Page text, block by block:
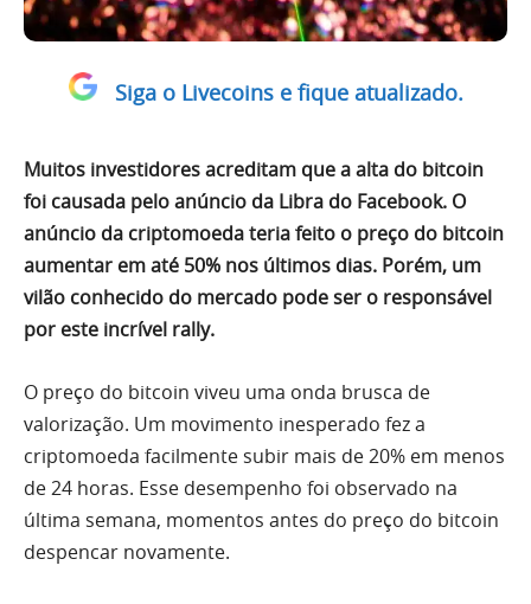
Siga o Livecoins e fique atualizado.
Muitos investidores acreditam que a alta do bitcoin
foi causada pelo anúncio da Libra do Facebook. O
anúncio da criptomoeda teria feito o preço do bitcoin
aumentar em até 50% nos últimos dias. Porém, um
vilão conhecido do mercado pode ser o responsável
por este incrível rally.
O preço do bitcoin viveu uma onda brusca de
valorização. Um movimento inesperado fez a
criptomoeda facilmente subir mais de 20% em menos
de 24 horas. Esse desempenho foi observado na
última semana, momentos antes do preço do bitcoin
despencar novamente.